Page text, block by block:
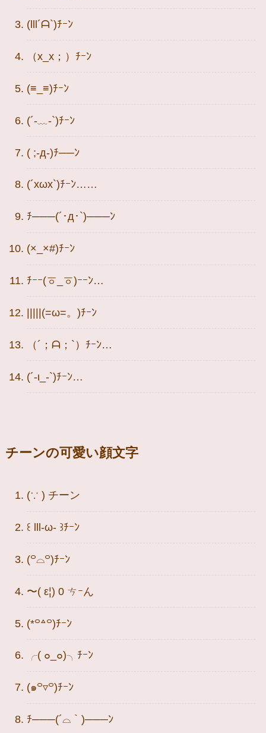
(lll´ᗩ`)ﾁｰﾝ
（x_x；）ﾁｰﾝ
(≡_≡)ﾁｰﾝ
(´-﹏-`)ﾁｰﾝ
( ;-д-)ﾁ──ﾝ
(´xωx`)ﾁｰﾝ……
ﾁ───(´･д･`)───ﾝ
(×_×#)ﾁｰﾝ
ﾁｰｰ(ㆆ_ㆆ)ｰｰﾝ…
|||||(=ω=。)ﾁｰﾝ
（´；ᗩ；`）ﾁｰﾝ…
(´-ι_-`)ﾁｰﾝ…
チーンの可愛い顔文字
(∵ ) チーン
꒰ lll-ω- ꒱ﾁｰﾝ
(꒪⌓꒪)ﾁｰﾝ
〜( ε¦) 0 ㄘｰん
(*꒪꒫꒪)ﾁｰﾝ
╭( ๐_๐)╮ﾁｰﾝ
(๑꒪▿꒪)ﾁｰﾝ
ﾁ───(´⌓｀)───ﾝ